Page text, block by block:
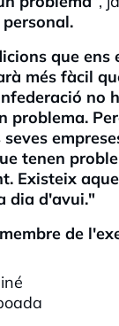
que ens
més fàcil
no
problema.
tenen
Existeix
dia d'avui."
de